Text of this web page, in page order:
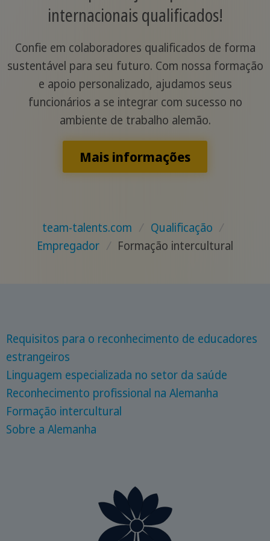
internacionais qualificados!
Confie em colaboradores qualificados de forma
sustentável para seu futuro. Com nossa formação
e apoio personalizado, ajudamos seus
funcionários a se integrar com sucesso no
ambiente de trabalho alemão.
Mais informações
team-talents.com / Qualificação /
Empregador / Formação intercultural
Requisitos para o reconhecimento de educadores
estrangeiros
Linguagem especializada no setor da saúde
Reconhecimento profissional na Alemanha
Formação intercultural
Sobre a Alemanha